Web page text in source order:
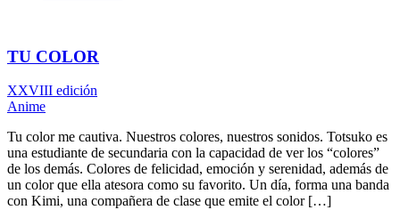
TU COLOR
XXVIII edición
Anime
Tu color me cautiva. Nuestros colores, nuestros sonidos. Totsuko es
una estudiante de secundaria con la capacidad de ver los “colores”
de los demás. Colores de felicidad, emoción y serenidad, además de
un color que ella atesora como su favorito. Un día, forma una banda
con Kimi, una compañera de clase que emite el color […]